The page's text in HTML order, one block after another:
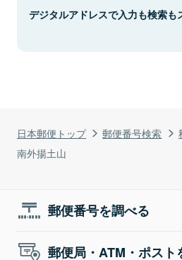
日本郵便トップ 郵便番号検索
南外揚土山
デジタルアドレスで入力も検索も
郵便番号を調べる
郵便局・ATM・ポスト